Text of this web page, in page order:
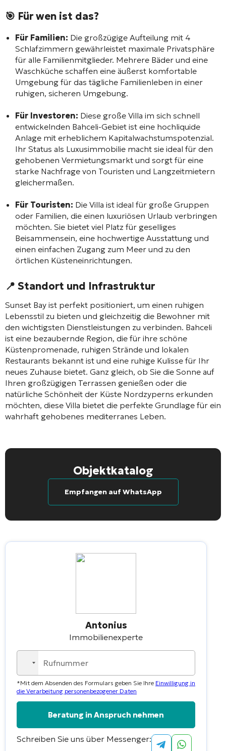
🎯 Für wen ist das?
Für Familien: Die großzügige Aufteilung mit 4
Schlafzimmern gewährleistet maximale Privatsphäre
für alle Familienmitglieder. Mehrere Bäder und eine
Waschküche schaffen eine äußerst komfortable
Umgebung für das tägliche Familienleben in einer
ruhigen, sicheren Umgebung.
Für Investoren: Diese große Villa im sich schnell
entwickelnden Bahceli-Gebiet ist eine hochliquide
Anlage mit erheblichem Kapitalwachstumspotenzial.
Ihr Status als Luxusimmobilie macht sie ideal für den
gehobenen Vermietungsmarkt und sorgt für eine
starke Nachfrage von Touristen und Langzeitmietern
gleichermaßen.
Für Touristen: Die Villa ist ideal für große Gruppen
oder Familien, die einen luxuriösen Urlaub verbringen
möchten. Sie bietet viel Platz für geselliges
Beisammensein, eine hochwertige Ausstattung und
einen einfachen Zugang zum Meer und zu den
örtlichen Küsteneinrichtungen.
📍 Standort und Infrastruktur
Sunset Bay ist perfekt positioniert, um einen ruhigen
Lebensstil zu bieten und gleichzeitig die Bewohner mit
den wichtigsten Dienstleistungen zu verbinden. Bahceli
ist eine bezaubernde Region, die für ihre schöne
Küstenpromenade, ruhigen Strände und lokalen
Restaurants bekannt ist und eine ruhige Kulisse für Ihr
neues Zuhause bietet. Ganz gleich, ob Sie die Sonne auf
Ihren großzügigen Terrassen genießen oder die
natürliche Schönheit der Küste Nordzyperns erkunden
möchten, diese Villa bietet die perfekte Grundlage für ein
wahrhaft gehobenes mediterranes Leben.
Objektkatalog
Empfangen auf WhatsApp
Antonius
Immobilienexperte
No
country
selected
*Mit dem Absenden des Formulars geben Sie Ihre Einwilligung in
die Verarbeitung personenbezogener Daten
Alternative:
Schreiben Sie uns über Messenger: